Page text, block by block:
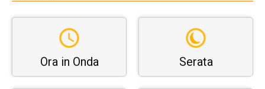
Ora in Onda Serata